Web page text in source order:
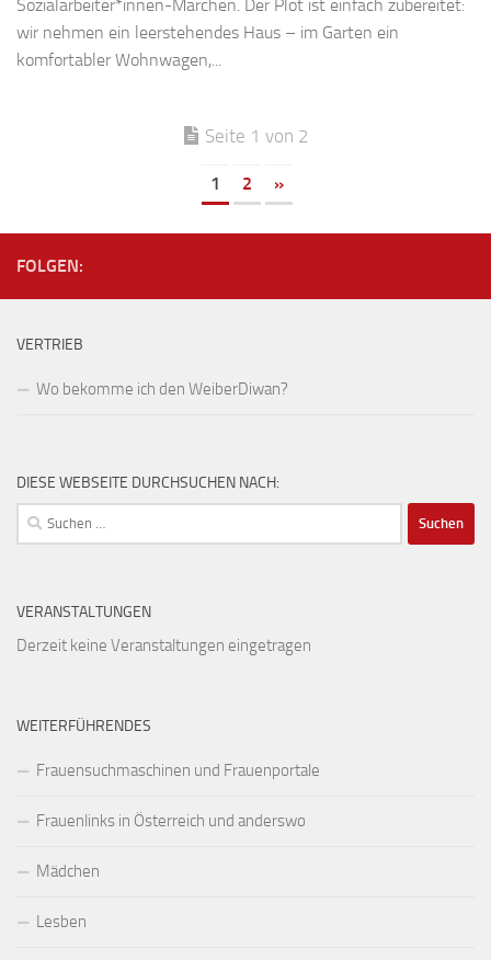
Sozialarbeiter*innen-Märchen. Der Plot ist einfach zubereitet:
wir nehmen ein leerstehendes Haus – im Garten ein
komfortabler Wohnwagen,...
Seite 1 von 2
1 2 »
FOLGEN:
VERTRIEB
Wo bekomme ich den WeiberDiwan?
DIESE WEBSEITE DURCHSUCHEN NACH:
Suchen
nach:
VERANSTALTUNGEN
Derzeit keine Veranstaltungen eingetragen
WEITERFÜHRENDES
Frauensuchmaschinen und Frauenportale
Frauenlinks in Österreich und anderswo
Mädchen
Lesben